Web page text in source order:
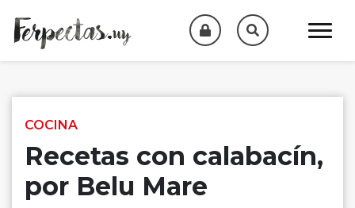
COCINA
Recetas con calabacín,
por Belu Mare